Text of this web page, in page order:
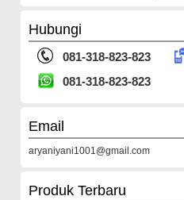
Hubungi
081-318-823-823
081-318-823-823
Email
aryaniyani1001@gmail.com
Produk Terbaru